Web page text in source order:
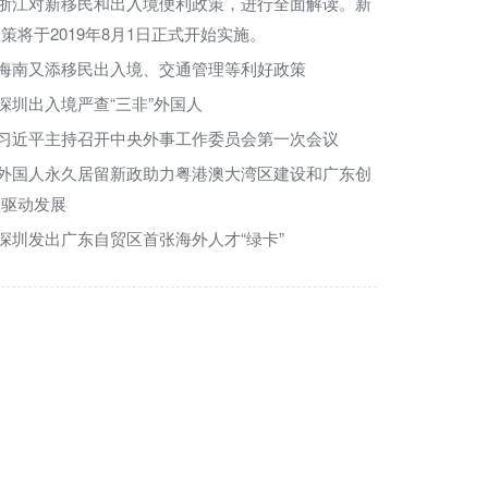
将于2019年8月1日正式开始实施。
南又添移民出入境、交通管理等利好政策
圳出入境严查“三非”外国人
近平主持召开中央外事工作委员会第一次会议
国人永久居留新政助力粤港澳大湾区建设和广东创
动发展
圳发出广东自贸区首张海外人才“绿卡”